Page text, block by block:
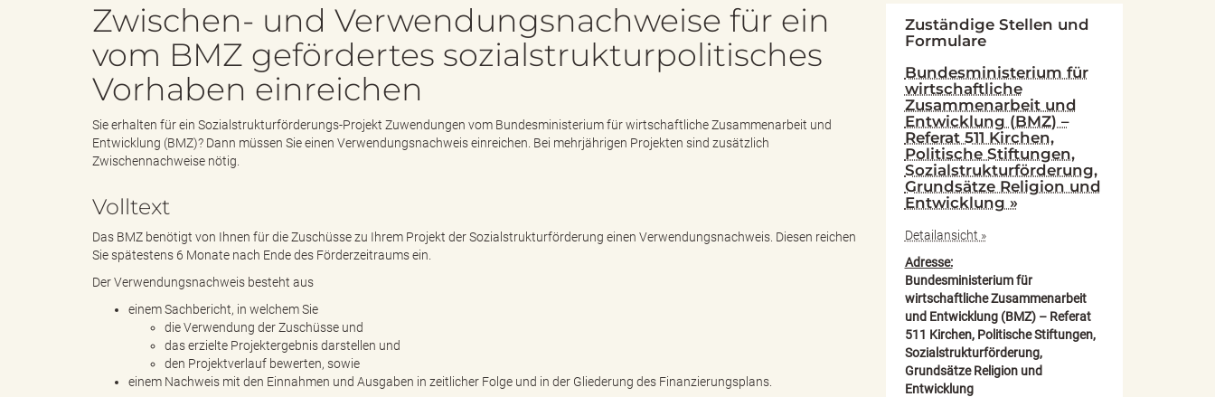
p
e
e
r
i
z
Zwischen- und Verwendungsnachweise für ein
vom BMZ gefördertes sozialstrukturpolitisches
Vorhaben einreichen
Sie erhalten für ein Sozialstrukturförderungs-Projekt Zuwendungen vom Bundesministerium für wirtschaftliche Zusammenarbeit und
Entwicklung (BMZ)? Dann müssen Sie einen Verwendungsnachweis einreichen. Bei mehrjährigen Projekten sind zusätzlich
Zwischennachweise nötig.
Volltext
Das BMZ benötigt von Ihnen für die Zuschüsse zu Ihrem Projekt der Sozialstrukturförderung einen Verwendungsnachweis. Diesen reichen
Sie spätestens 6 Monate nach Ende des Förderzeitraums ein.
Der Verwendungsnachweis besteht aus
einem Sachbericht, in welchem Sie
die Verwendung der Zuschüsse und
das erzielte Projektergebnis darstellen und
den Projektverlauf bewerten, sowie
einem Nachweis mit den Einnahmen und Ausgaben in zeitlicher Folge und in der Gliederung des Finanzierungsplans.
Zuständige Stellen und
Formulare
Bundesministerium für
wirtschaftliche
Zusammenarbeit und
Entwicklung (BMZ) –
Referat 511 Kirchen,
Politische Stiftungen,
Sozialstrukturförderung,
Grundsätze Religion und
Entwicklung »
Detailansicht »
Adresse:
Bundesministerium für
wirtschaftliche Zusammenarbeit
und Entwicklung (BMZ) – Referat
511 Kirchen, Politische Stiftungen,
Sozialstrukturförderung,
Grundsätze Religion und
Entwicklung